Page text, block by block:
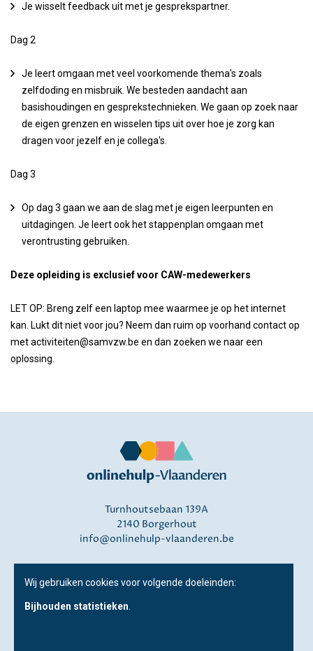
Je wisselt feedback uit met je gesprekspartner.
Dag 2
Je leert omgaan met veel voorkomende thema's zoals
zelfdoding en misbruik. We besteden aandacht aan
basishoudingen en gesprekstechnieken. We gaan op zoek naar
de eigen grenzen en wisselen tips uit over hoe je zorg kan
dragen voor jezelf en je collega's.
Dag 3
Op dag 3 gaan we aan de slag met je eigen leerpunten en
uitdagingen. Je leert ook het stappenplan omgaan met
verontrusting gebruiken.
Deze opleiding is exclusief voor CAW-medewerkers
LET OP: Breng zelf een laptop mee waarmee je op het internet
kan. Lukt dit niet voor jou? Neem dan ruim op voorhand contact op
met activiteiten@samvzw.be en dan zoeken we naar een
oplossing.
Turnhoutsebaan 139A
2140 Borgerhout
info@onlinehulp-vlaanderen.be
Wij gebruiken cookies voor volgende doeleinden:
Bijhouden statistieken